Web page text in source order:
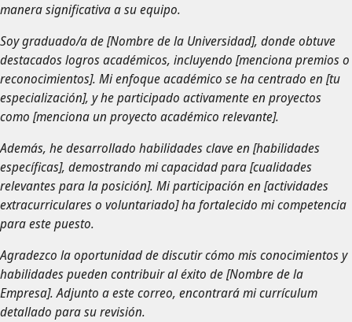
manera significativa a su equipo.
Soy graduado/a de [Nombre de la Universidad], donde obtuve
destacados logros académicos, incluyendo [menciona premios o
reconocimientos]. Mi enfoque académico se ha centrado en [tu
especialización], y he participado activamente en proyectos
como [menciona un proyecto académico relevante].
Además, he desarrollado habilidades clave en [habilidades
específicas], demostrando mi capacidad para [cualidades
relevantes para la posición]. Mi participación en [actividades
extracurriculares o voluntariado] ha fortalecido mi competencia
para este puesto.
Agradezco la oportunidad de discutir cómo mis conocimientos y
habilidades pueden contribuir al éxito de [Nombre de la
Empresa]. Adjunto a este correo, encontrará mi currículum
detallado para su revisión.